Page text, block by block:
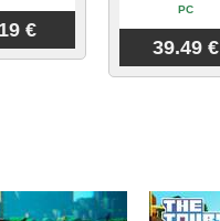
€
PC
39.49 €